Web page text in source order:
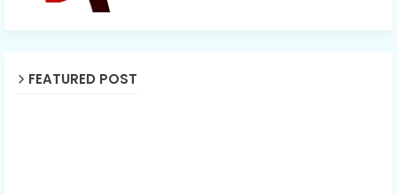
FEATURED POST